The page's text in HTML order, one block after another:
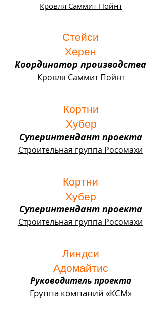
Кровля Саммит Пойнт
Стейси
Херен
Координатор производства
Кровля Саммит Пойнт
Кортни
Хубер
Суперинтендант проекта
Строительная группа Росомахи
Кортни
Хубер
Суперинтендант проекта
Строительная группа Росомахи
Линдси
Адомайтис
Руководитель проекта
Группа компаний «КСМ»